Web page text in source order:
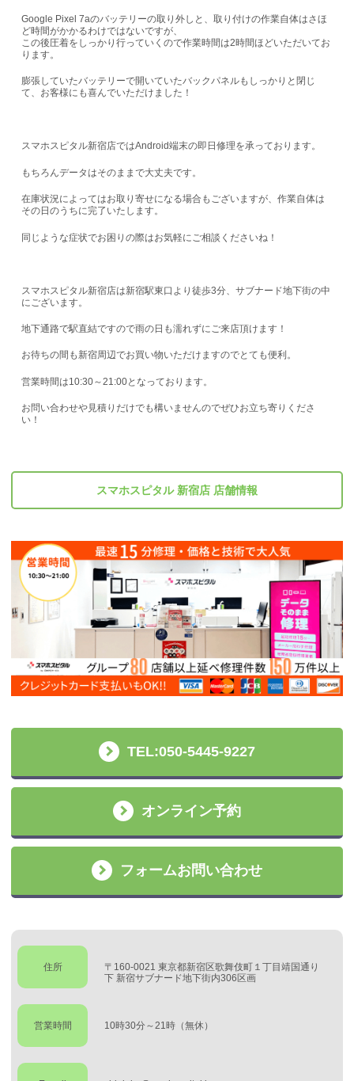
Google Pixel 7aのバッテリーの取り外しと、取り付けの作業自体はさほ
ど時間がかかるわけではないですが、
この後圧着をしっかり行っていくので作業時間は2時間ほどいただいてお
ります。
膨張していたバッテリーで開いていたバックパネルもしっかりと閉じ
て、お客様にも喜んでいただけました！
スマホスピタル新宿店ではAndroid端末の即日修理を承っております。
もちろんデータはそのままで大丈夫です。
在庫状況によってはお取り寄せになる場合もございますが、作業自体は
その日のうちに完了 いたします。
同じような症状でお困りの際はお気軽にご相談くださいね！
スマホスピタル新宿店は新宿駅東口より徒歩3分、サブナード地下街の中
にございます。
地下通路で駅直結ですので雨の日も濡れずにご来店頂けます！
お待ちの間も新宿周辺でお買い物いただけますのでとても便利。
営業時間は10:30～21:00となっております。
お問い合わせや見積りだけでも構いませんのでぜひお立ち寄りくださ
い！
スマホスピタル 新宿店 店舗情報
TEL:050-5445-9227
オンライン予約
フォームお問い合わせ
住所
〒160-0021 東京都新宿区歌舞伎町１丁目靖国通り
下 新宿サブナード地下街内306区画
営業時間 10時30分～21時（無休）